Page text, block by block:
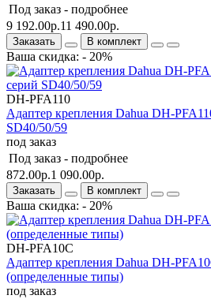
Под заказ - подробнее
9 192.00р.11 490.00р.
Заказать В комплект
Ваша скидка: - 20%
DH-PFA110
Адаптер крепления Dahua DH-
SD40/50/59
под заказ
Под заказ - подробнее
872.00р.1 090.00р.
Заказать В комплект
Ваша скидка: - 20%
DH-PFA10C
Адаптер крепления Dahua DH-
(определенные типы)
под заказ